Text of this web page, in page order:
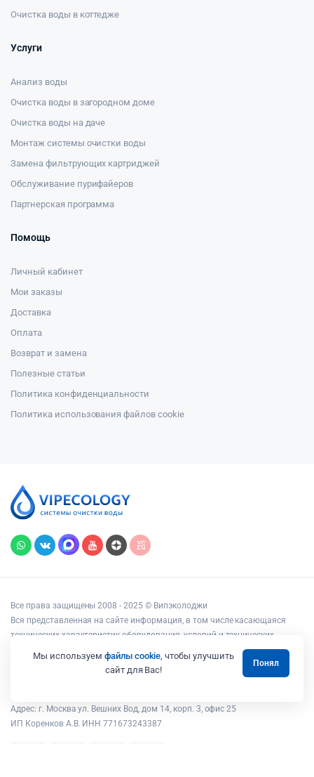
Очистка воды в коттедже
Услуги
Анализ воды
Очистка воды в загородном доме
Очистка воды на даче
Монтаж системы очистки воды
Замена фильтрующих картриджей
Обслуживание пурифайеров
Партнерская программа
Помощь
Личный кабинет
Мои заказы
Доставка
Оплата
Возврат и замена
Полезные статьи
Политика конфиденциальности
Политика использования файлов cookie
Все права защищены 2008 - 2025 © Випэколоджи
Вся представленная на сайте информация, в том числе касающаяся
технических характеристик оборудования, условий и технических
возможностей подключения, наличия на складе, стоимости товаров и
услуг, носит информационный характер и ни при каких условиях не
является публичной офертой, определяемой положениями статьи 437
Адрес: г. Москва ул. Вешних Вод, дом 14, корп. 3, офис 25
ИП Коренков А.В. ИНН 771673243387
Мы используем файлы cookie, чтобы улучшить
сайт для Вас!
Понял